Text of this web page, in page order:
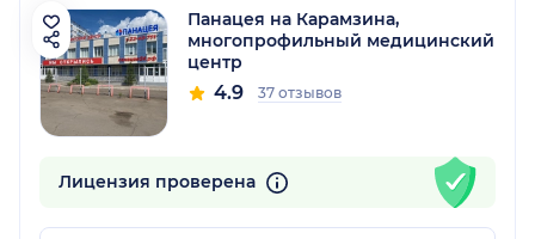
Панацея на Карамзина,
многопрофильный медицинский
центр
4.9 37 отзывов
Лицензия проверена